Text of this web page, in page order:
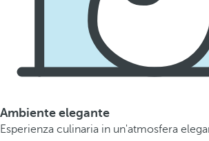
Ambiente elegante
Esperienza culinaria in un'atmosfera